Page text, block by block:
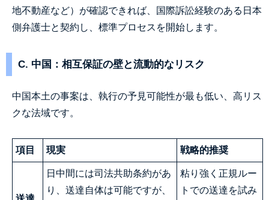
地不動産など）が確認できれば、国際訴訟経験のある日本
側弁護士と契約し、標準プロセスを開始します。
C. 中国：相互保証の壁と流動的なリスク
中国本土の事案は、執行の予見可能性が最も低い、高リス
クな法域です。
項目 現実 戦略的推奨
日中間には司法共助条約があ
り、送達自体は可能ですが、
粘り強く正規ルー
トでの送達を試み